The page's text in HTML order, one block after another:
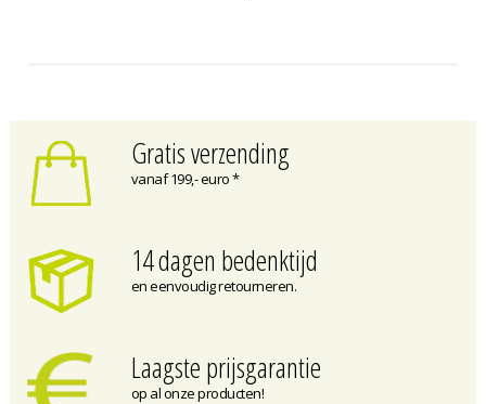
Gratis verzending
vanaf 199,- euro *
14 dagen bedenktijd
en eenvoudig retourneren.
Laagste prijsgarantie
op al onze producten!